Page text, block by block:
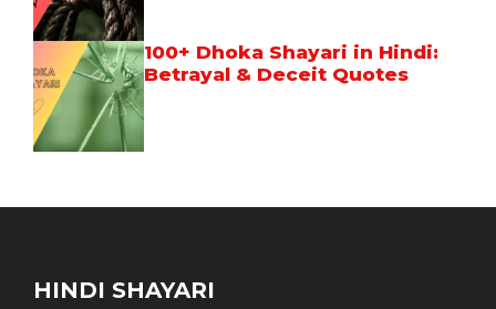
100+ Dhoka Shayari in Hindi:
Betrayal & Deceit Quotes
HINDI SHAYARI